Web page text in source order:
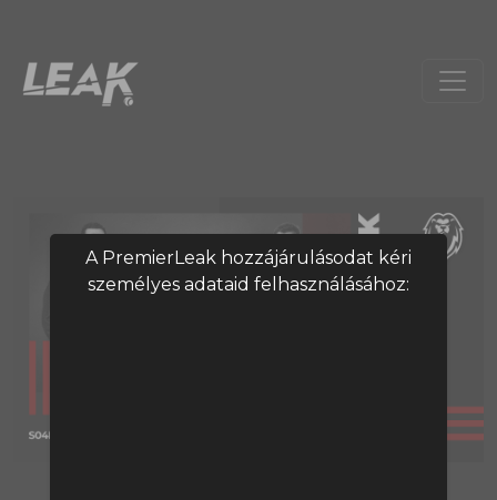
A PremierLeak hozzájárulásodat kéri
személyes adataid felhasználásához: